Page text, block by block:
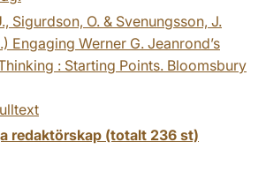
Sigurdson, O. & Svenungsson, J.
Engaging Werner G. Jeanrond’s
: Starting Points. Bloomsbury
redaktörskap (totalt 236 st)